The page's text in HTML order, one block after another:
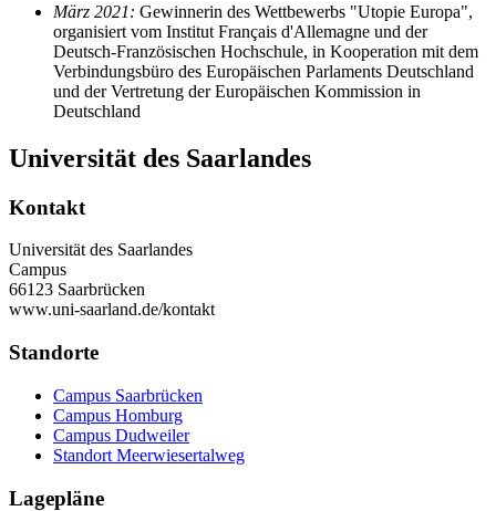
März 2021: Gewinnerin des Wettbewerbs "Utopie Europa",
organisiert vom Institut Français d'Allemagne und der
Deutsch-Französischen Hochschule, in Kooperation mit dem
Verbindungsbüro des Europäischen Parlaments Deutschland
und der Vertretung der Europäischen Kommission in
Deutschland
Universität des Saarlandes
Kontakt
Universität des Saarlandes
Campus
66123 Saarbrücken
www.uni-saarland.de/kontakt
Standorte
Campus Saarbrücken
Campus Homburg
Campus Dudweiler
Standort Meerwiesertalweg
Lagepläne